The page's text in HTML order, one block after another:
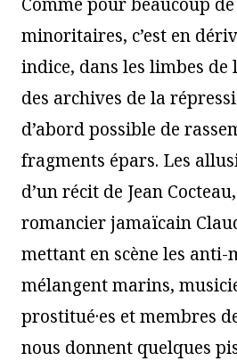
minoritaires, c’est en
indice, dans les limbes
des archives de la
d’abord possible de
fragments épars. Les
d’un récit de Jean
romancier jamaïcain
mettant en scène les anti-
mélangent marins,
prostitué·es et membres
nous donnent quelques